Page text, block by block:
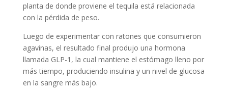
planta de donde proviene el tequila está relacionada
con la pérdida de peso.
Luego de experimentar con ratones que consumieron
agavinas, el resultado final produjo una hormona
llamada GLP-1, la cual mantiene el estómago lleno por
más tiempo, produciendo insulina y un nivel de glucosa
en la sangre más bajo.